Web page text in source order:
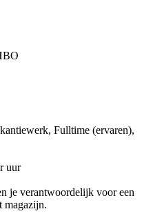
Fulltime (ervaren),
uur
je verantwoordelijk voor een
magazijn.